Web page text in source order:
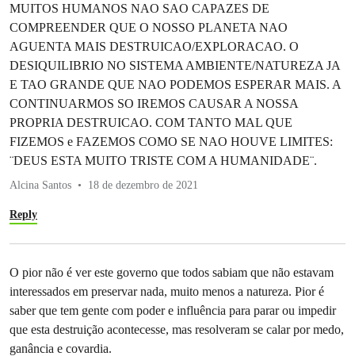
MUITOS HUMANOS NAO SAO CAPAZES DE
COMPREENDER QUE O NOSSO PLANETA NAO
AGUENTA MAIS DESTRUICAO/EXPLORACAO. O
DESIQUILIBRIO NO SISTEMA AMBIENTE/NATUREZA JA
E TAO GRANDE QUE NAO PODEMOS ESPERAR MAIS. A
CONTINUARMOS SO IREMOS CAUSAR A NOSSA
PROPRIA DESTRUICAO. COM TANTO MAL QUE
FIZEMOS e FAZEMOS COMO SE NAO HOUVE LIMITES:
¨DEUS ESTA MUITO TRISTE COM A HUMANIDADE¨.
Alcina Santos 18 de dezembro de 2021
Reply
O pior não é ver este governo que todos sabiam que não estavam
interessados em preservar nada, muito menos a natureza. Pior é
saber que tem gente com poder e influência para parar ou impedir
que esta destruição acontecesse, mas resolveram se calar por medo,
ganância e covardia.